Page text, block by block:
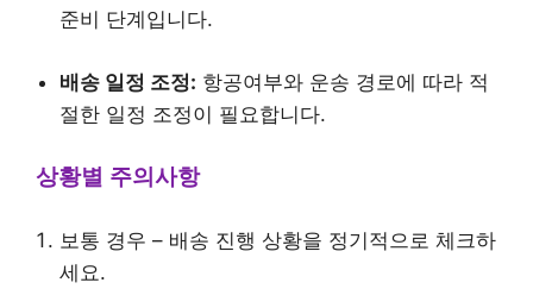
준비 단계입니다.
배송 일정 조정: 항공여부와 운송 경로에 따라 적
절한 일정 조정이 필요합니다.
상황별 주의사항
보통 경우 – 배송 진행 상황을 정기적으로 체크하
세요.